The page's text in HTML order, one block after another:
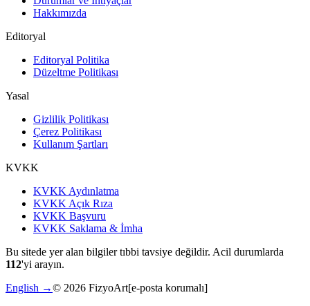
Hakkımızda
Editoryal
Editoryal Politika
Düzeltme Politikası
Yasal
Gizlilik Politikası
Çerez Politikası
Kullanım Şartları
KVKK
KVKK Aydınlatma
KVKK Açık Rıza
KVKK Başvuru
KVKK Saklama & İmha
Bu sitede yer alan bilgiler tıbbi tavsiye değildir. Acil durumlarda
112'yi arayın.
English →© 2026 FizyoArt[e-posta korumalı]